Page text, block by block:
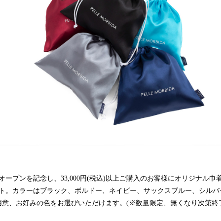
ープンを記念し、33,000円(税込)以上ご購入のお客様にオリジナル巾
。カラーはブラック、ボルドー、ネイビー、サックスブルー、シル
意、お好みの色をお選びいただけます。(※数量限定、無くなり次第終